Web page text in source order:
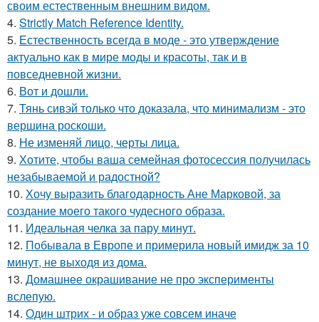
своим естественным внешним видом.
4. Strictly Match Reference Identity.
5. Естественность всегда в моде - это утверждение
актуально как в мире моды и красоты, так и в
повседневной жизни.
6. Вот и дошли.
7. Тянь сивэй только что доказала, что минимализм - это
вершина роскоши.
8. Не изменяй лицо, черты лица.
9. Хотите, чтобы ваша семейная фотосессия получилась
незабываемой и радостной?
10. Хочу выразить благодарность Ане Марковой, за
создание моего такого чудесного образа.
11. Идеальная челка за пару минут.
12. Побывала в Европе и примерила новый имидж за 10
минут, не выходя из дома.
13. Домашнее окрашивание не про эксперименты
вслепую.
14. Один штрих - и образ уже совсем иначе